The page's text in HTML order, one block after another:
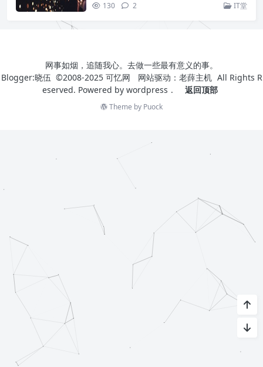
130 2 IT堂
网事如烟，追随我心。去做一些最有意义的事。
Blogger:晓伍 ©2008-2025 可忆网 网站驱动： 老薛主机 All Rights R
eserved. Powered by wordpress . 返回顶部
Theme by Puock